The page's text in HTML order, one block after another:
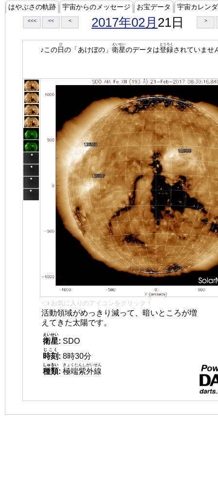
はやぶさの軌跡 宇宙からのメッセージ お宝データ 宇宙カレン
<<< << < 2017年02月 21日 >
♪この日
ひ
の「あけぼの」 衛星
えいせい
のデータは登録
とうろく
されていませ
👈 お気に入りのアイコンをクリック！
活動領域がめっきり減って、暗いところが増
えてきた太陽です。
衛星
えいせい
: SDO
時刻
じこく
: 8時30分
種類
しゅるい
: 極端紫外線
きょくたんしがいせん